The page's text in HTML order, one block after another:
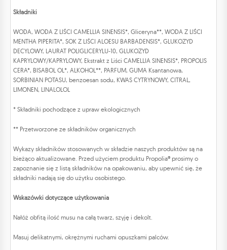
Składniki
WODA, WODA Z LIŚCI CAMELLIA SINENSIS*, Gliceryna**, WODA Z LIŚCI
MENTHA PIPERITA*, SOK Z LIŚCI ALOESU BARBADENSIS*, GLUKOZYD
DECYLOWY, LAURAT POLIGLICERYLU-10, GLUKOZYD
KAPRYLOWY/KAPRYLOWY, Ekstrakt z Liści CAMELLIA SINENSIS*, PROPOLIS
CERA*, BISABOL OL*, ALKOHOL**, PARFUM, GUMA Ksantanowa,
SORBINIAN POTASU, benzoesan sodu, KWAS CYTRYNOWY, CITRAL,
LIMONEN, LINALOLOL
* Składniki pochodzące z upraw ekologicznych
** Przetworzone ze składników organicznych
Wykazy składników stosowanych w składzie naszych produktów są na
bieżąco aktualizowane. Przed użyciem produktu Propolia® prosimy o
zapoznanie się z listą składników na opakowaniu, aby upewnić się, że
składniki nadają się do użytku osobistego.
Wskazówki dotyczące użytkowania
Nałóż obfitą ilość musu na całą twarz, szyję i dekolt.
Masuj delikatnymi, okrężnymi ruchami opuszkami palców.